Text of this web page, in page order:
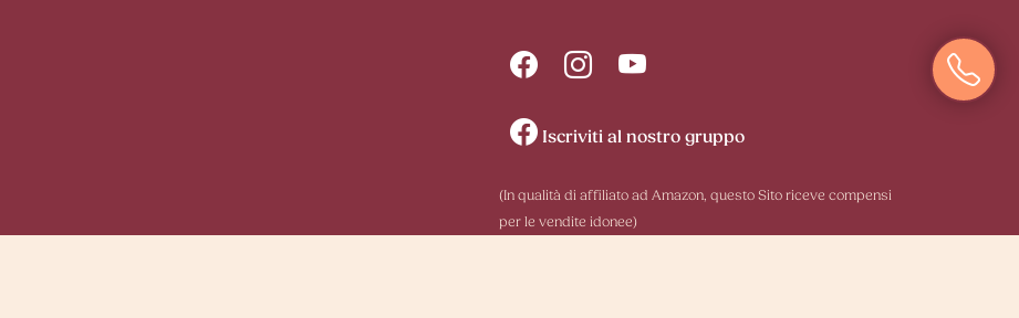
Iscriviti al nostro gruppo
(In qualità di affiliato ad Amazon, questo Sito riceve compensi
per le vendite idonee)